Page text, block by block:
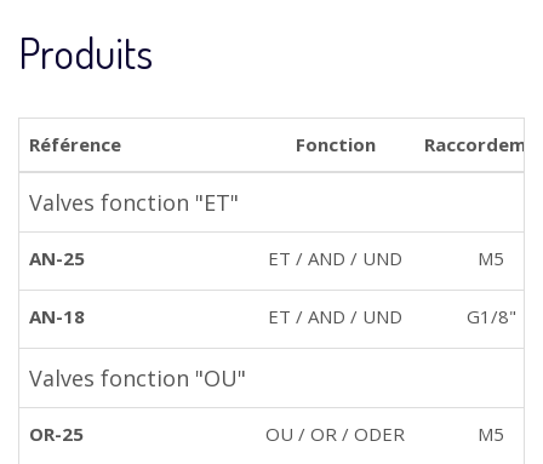
Produits
Référence Fonction
Valves fonction "ET"
AN-25 ET / AND / UND M5
AN-18 ET / AND / UND G1/8"
Valves fonction "OU"
OR-25 OU / OR / ODER M5